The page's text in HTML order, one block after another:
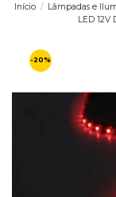
Início Lâmpadas e
LED 12V
-20%